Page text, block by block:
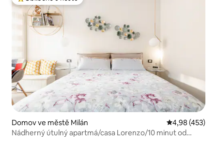
Nejlepší v kategorii Oblíbené u hostů
Domov ve městě Milán Průměrné
4,98 (453)
Nádherný útulný apartmá/casa Lorenzo/10 minut od